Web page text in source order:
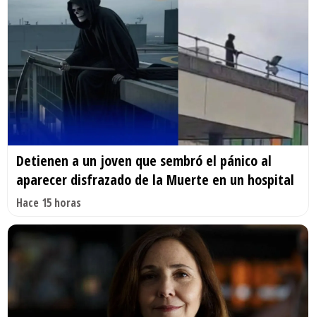
Detienen a un joven que sembró el pánico al
aparecer disfrazado de la Muerte en un hospital
Hace 15 horas